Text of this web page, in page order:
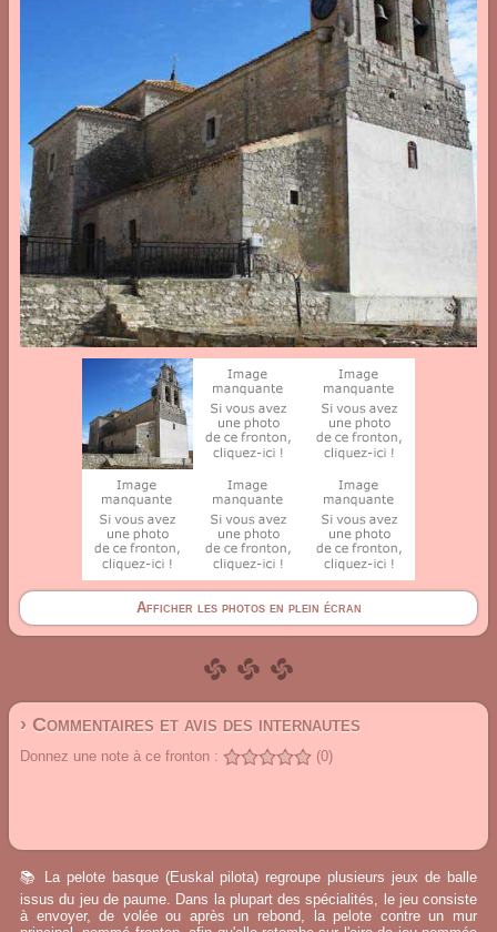
Afficher les photos en plein écran
› Commentaires et avis des internautes
Donnez une note à ce fronton : (0)
📚 La pelote basque (Euskal pilota) regroupe plusieurs jeux de balle
issus du jeu de paume. Dans la plupart des spécialités, le jeu consiste
à envoyer, de volée ou après un rebond, la pelote contre un mur